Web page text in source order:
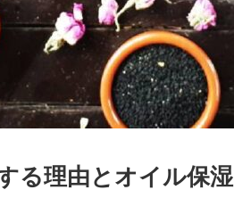
る理由とオイル保